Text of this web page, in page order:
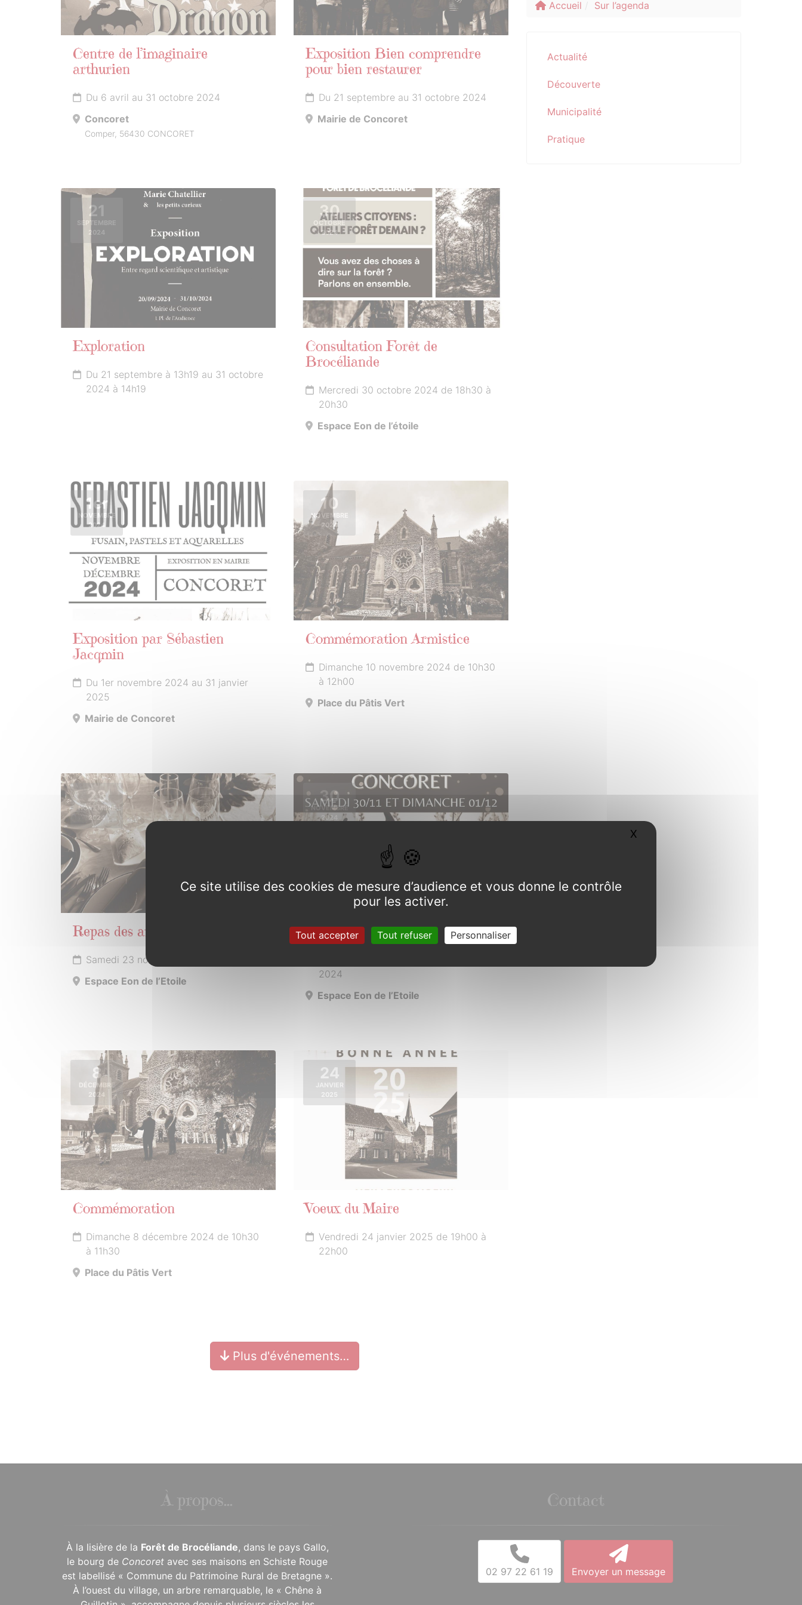
Centre de l’imaginaire
arthurien
Du 6 avril au 31 octobre 2024
Concoret
Comper, 56430 CONCORET
Exposition Bien comprendre
pour bien restaurer
Du 21 septembre au 31 octobre 2024
Mairie de Concoret
21
SEPTEMBRE
2024
Exploration
Du 21 septembre à 13h19 au 31 octobre
2024 à 14h19
30
OCTOBRE
2024
Consultation Forêt de
Brocéliande
Mercredi 30 octobre 2024 de 18h30 à
20h30
Espace Eon de l’étoile
1er
NOVEMBRE
2024
Exposition par Sébastien
Jacqmin
Du 1er novembre 2024 au 31 janvier
2025
Mairie de Concoret
10
NOVEMBRE
2024
Commémoration Armistice
Dimanche 10 novembre 2024 de 10h30
à 12h00
Place du Pâtis Vert
23
NOVEMBRE
2024
Repas des anciens
Samedi 23 novembre 2024
Espace Eon de l’Etoile
30
NOVEMBRE
2024
Marché de Noël
2024
Espace Eon de l’Etoile
8
DÉCEMBRE
2024
Commémoration
Dimanche 8 décembre 2024 de 10h30
à 11h30
Place du Pâtis Vert
24
JANVIER
2025
Voeux du Maire
Vendredi 24 janvier 2025 de 19h00 à
22h00
Plus d'événements…
Accueil Sur l’agenda
Actualité
Découverte
Municipalité
Pratique
À propos...
À la lisière de la Forêt de Brocéliande, dans le pays Gallo,
le bourg de Concoret avec ses maisons en Schiste Rouge
est labellisé « Commune du Patrimoine Rural de Bretagne ».
À l’ouest du village, un arbre remarquable, le « Chêne à
Contact
02 97 22 61 19 Envoyer un message
Ce site utilise des cookies de mesure d’audience et vous donne le contrôle
pour les activer.
Tout accepter Tout refuser Personnaliser
X Masquer le bandeau des cookies